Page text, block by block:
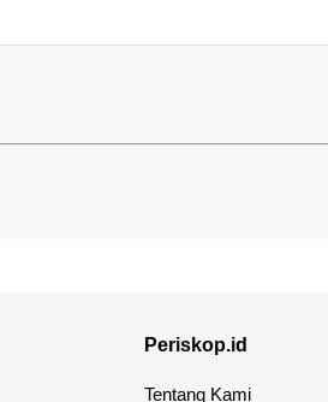
Periskop.id
Tentang Kami